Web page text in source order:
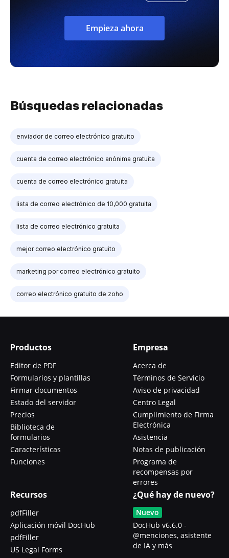
Empieza ahora
Búsquedas relacionadas
enviador de correo electrónico gratuito
cuenta de correo electrónico anónima gratuita
cuenta de correo electrónico gratuita
lista de correo electrónico de 10,000 gratuita
lista de correo electrónico gratuita
mejor correo electrónico gratuito
marketing por correo electrónico gratuito
correo electrónico gratuito de zoho
Productos
Editor de PDF
Formularios y plantillas
Firmar documentos
Estado del servidor
Precios
Biblioteca de
formularios
Características
Funciones
Empresa
Acerca de
Términos de Servicio
Aviso de privacidad
Centro Legal
Cumplimiento de Firma
Electrónica
Asistencia
Notas de publicación
Programa de
recompensas por
errores
Recursos
pdfFiller
Aplicación móvil DocHub
pdfFiller
US Legal Forms
¿Qué hay de nuevo?
Nuevo
DocHub v6.6.0 -
@menciones, asistente
de IA y más